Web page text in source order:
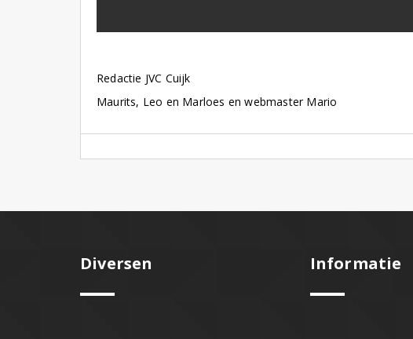
Redactie JVC Cuijk
Maurits, Leo en Marloes en webmaster Mario
Diversen Informatie